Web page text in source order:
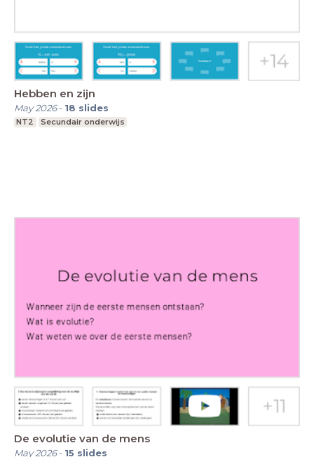
Hebben en zijn
May 2026- 18 slides
NT2 Secundair onderwijs
De evolutie van de mens
May 2026- 15 slides